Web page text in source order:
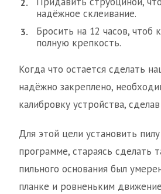
надёжное склеивание.
Бросить на 12 часов, чтоб
полную крепкость.
Когда что остается сделать
надёжно закреплено,
калибровку устройства,
Для этой цели установить
программе, стараясь сделать
пильного основания был
планке и ровненьким